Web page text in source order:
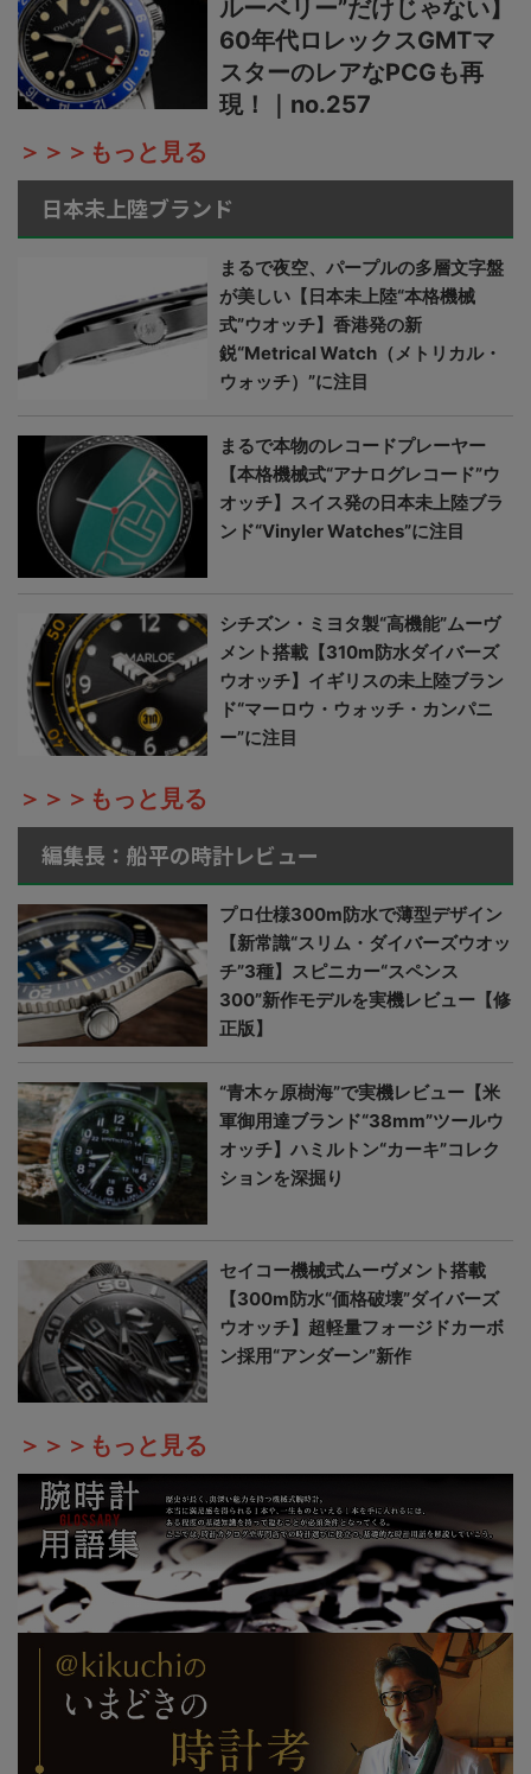
ルーベリー”だけじゃない】
60年代ロレックスGMTマ
スターのレアなPCGも再
現！｜no.257
＞＞＞もっと見る
日本未上陸ブランド
まるで夜空、パープルの多層文字盤
が美しい【日本未上陸“本格機械
式”ウオッチ】香港発の新
鋭“Metrical Watch（メトリカル・
ウォッチ）”に注目
まるで本物のレコードプレーヤー
【本格機械式“アナログレコード”ウ
オッチ】スイス発の日本未上陸ブラ
ンド“Vinyler Watches”に注目
シチズン・ミヨタ製“高機能”ムーヴ
メント搭載【310m防水ダイバーズ
ウオッチ】イギリスの未上陸ブラン
ド“マーロウ・ウォッチ・カンパニ
ー”に注目
＞＞＞もっと見る
編集長：船平の時計レビュー
プロ仕様300m防水で薄型デザイン
【新常識“スリム・ダイバーズウオッ
チ”3種】スピニカー“スペンス
300”新作モデルを実機レビュー【修
正版】
“青木ヶ原樹海”で実機レビュー【米
軍御用達ブランド“38mm”ツールウ
オッチ】ハミルトン“カーキ”コレク
ションを深掘り
セイコー機械式ムーヴメント搭載
【300m防水“価格破壊”ダイバーズ
ウオッチ】超軽量フォージドカーボ
ン採用“アンダーン”新作
＞＞＞もっと見る